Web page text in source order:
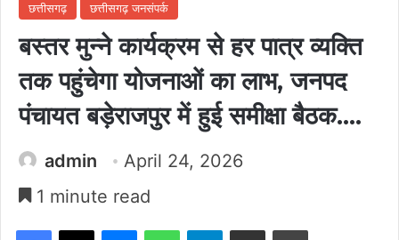
छत्तीसगढ़ छत्तीसगढ़ जनसंपर्क
बस्तर मुन्ने कार्यक्रम से हर पात्र व्यक्ति
तक पहुंचेगा योजनाओं का लाभ, जनपद
पंचायत बड़ेराजपुर में हुई समीक्षा बैठक….
admin
April 24, 2026
1 minute read
Facebook
X MessengerWhatsAppTelegramShare via Email Print